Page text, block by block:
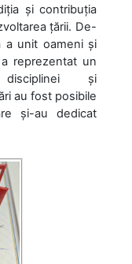
și contribuția
țării. De-
a unit oameni și
reprezentat un
și
au fost posibile
și-au dedicat